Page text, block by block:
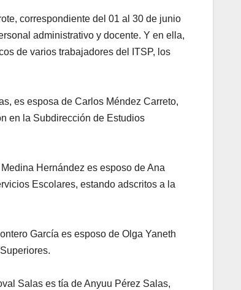
correspondiente del 01 al 30 de junio
administrativo y docente. Y en ella,
de varios trabajadores del ITSP, los
es esposa de Carlos Méndez Carreto,
en la Subdirección de Estudios
Hernández es esposo de Ana
Escolares, estando adscritos a la
García es esposo de Olga Yaneth
Salas es tía de Anyuu Pérez Salas,